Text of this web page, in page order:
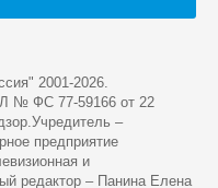
2001-2026.
№ ФС 77-59166 от 22
–
предприятие
и
редактор – Панина Елена